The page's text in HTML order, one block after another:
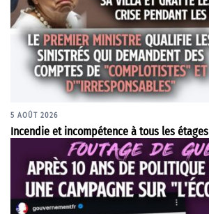
5 AOÛT 2026
Incendie et incompétence à tous les étages